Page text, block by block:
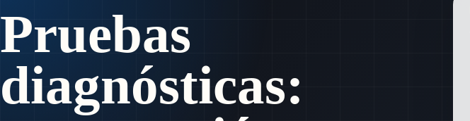
Pruebas
diagnósticas: